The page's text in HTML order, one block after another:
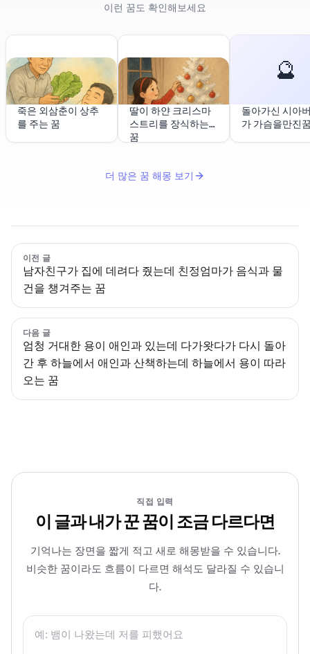
이런 꿈도 확인해보세요
죽은 외삼춘이 상추
를 주는 꿈
딸이 하얀 크리스마
스트리를 장식하는
꿈
🔮
돌아가신 시아
가 가슴을만진
더 많은 꿈 해몽 보기
이전 글
남자친구가 집에 데려다 줬는데 친정엄마가 음식과 물
건을 챙겨주는 꿈
다음 글
엄청 거대한 용이 애인과 있는데 다가왓다가 다시 돌아
간 후 하늘에서 애인과 산책하는데 하늘에서 용이 따라
오는 꿈
직접 입력
이 글과 내가 꾼 꿈이 조금 다르다면
기억나는 장면을 짧게 적고 새로 해몽받을 수 있습니다.
비슷한 꿈이라도 흐름이 다르면 해석도 달라질 수 있습니
다.